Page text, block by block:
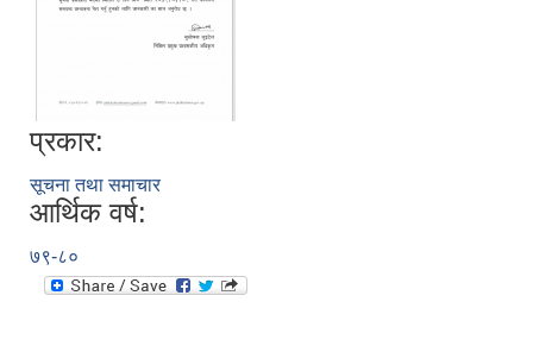
प्रकार:
सूचना तथा समाचार
आर्थिक वर्ष:
७९-८०